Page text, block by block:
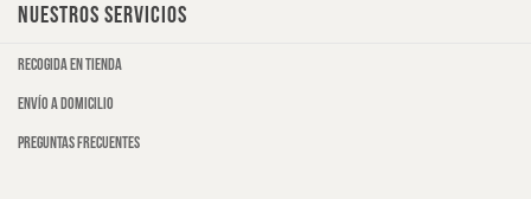
NUESTROS SERVICIOS
Recogida en tienda
Envío a domicilio
Preguntas frecuentes